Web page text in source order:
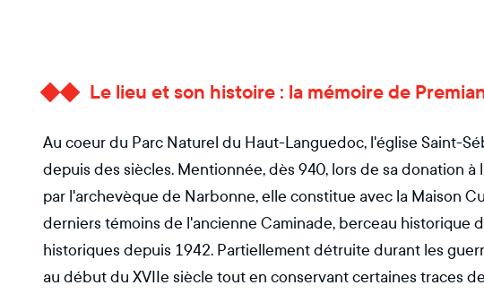
Le lieu et son histoire : la mémoire de
Au coeur du Parc Naturel du Haut-Languedoc, l'église Saint-
depuis des siècles. Mentionnée, dès 940, lors de sa donation
par l'archevèque de Narbonne, elle constitue avec la Maison
derniers témoins de l'ancienne Caminade, berceau historique
historiques depuis 1942. Partiellement détruite durant les
au début du XVIIe siècle tout en conservant certaines traces